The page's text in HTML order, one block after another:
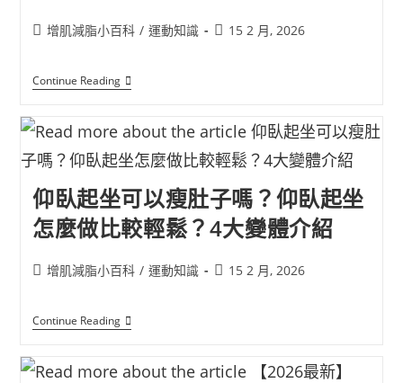
增肌減脂小百科 / 運動知識 15 2 月, 2026
Continue Reading
仰臥起坐可以瘦肚子嗎？仰臥起坐
怎麼做比較輕鬆？4大變體介紹
增肌減脂小百科 / 運動知識 15 2 月, 2026
Continue Reading